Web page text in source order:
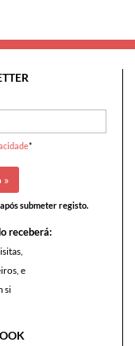
*
submeter registo.
receberá:
e
si